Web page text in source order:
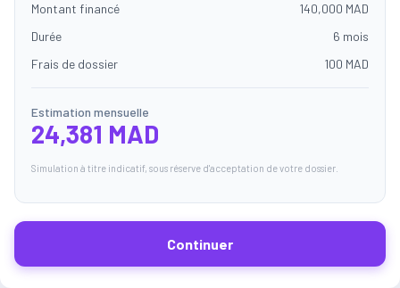
Montant financé
140,000 MAD
Durée
6 mois
Frais de dossier
100 MAD
Estimation mensuelle
24,381 MAD
Simulation à titre indicatif, sous réserve d'acceptation de votre dossier.
Continuer